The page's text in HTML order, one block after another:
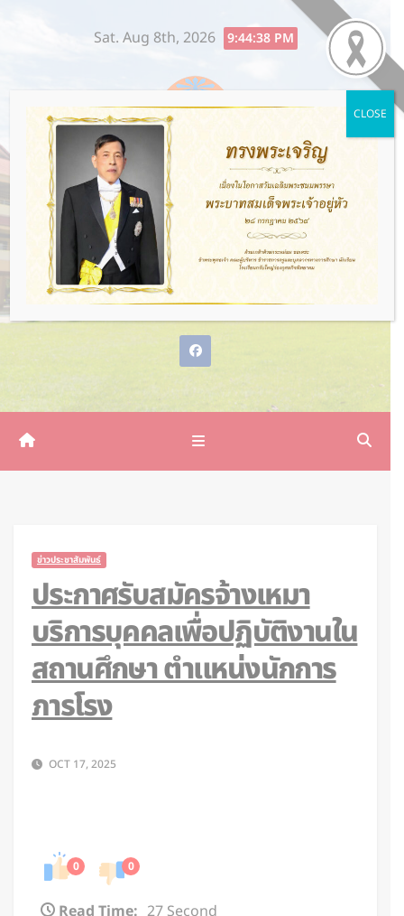
Sat. Aug 8th, 2026 9:44:39 PM
โรงเรียนกรับใหญ่ว่องกุศลกิจ
พิทยาคม
พ่อแม่ให้ชีวิต ว่องกุศลกิจให้อนาคต
ข่าวประชาสัมพันธ์
ประกาศรับสมัครจ้างเหมา
บริการบุคคลเพื่อปฏิบัติงานใน
สถานศึกษา ตำแหน่งนักการ
ภารโรง
OCT 17, 2025
0 0
CLOSE